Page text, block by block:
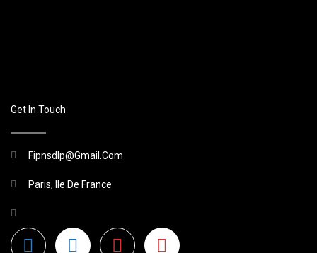
Get In Touch
Fipnsdlp@gmail.com
Paris, Ile De France